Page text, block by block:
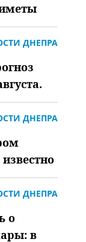
ДНЕПРА
ДНЕПРА
ДНЕПРА
о
в